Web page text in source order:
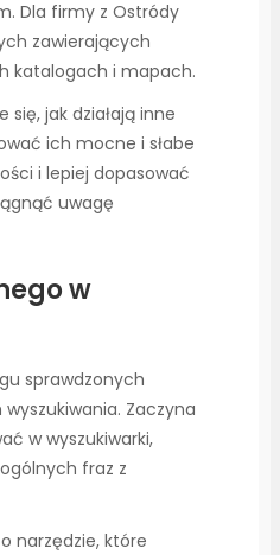
Dla firmy z Ostródy
zawierających
katalogach i mapach.
jak działają inne
ich mocne i słabe
i lepiej dopasować
uwagę
w
sprawdzonych
Zaczyna
w wyszukiwarki,
fraz z
narzędzie, które